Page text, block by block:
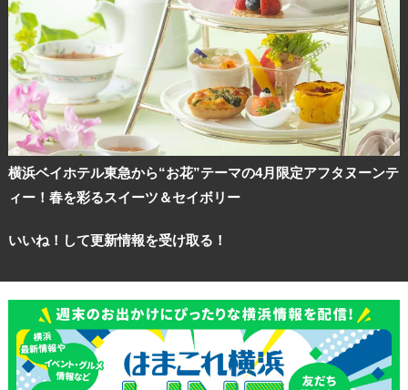
横浜ベイホテル東急から“お花”テーマの4月限定アフタヌーンテ
ィー！春を彩るスイーツ＆セイボリー
いいね！して更新情報を受け取る！